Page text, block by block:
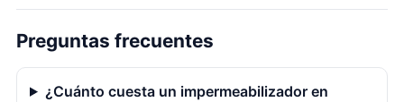
Preguntas frecuentes
¿Cuánto cuesta un impermeabilizador en